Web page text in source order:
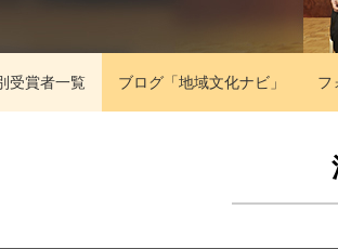
受賞者一覧 ブログ「地域文化ナビ」 フ